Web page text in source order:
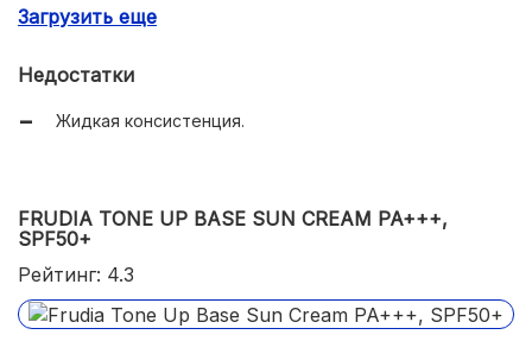
Борется с возрастными изменениями;
Загрузить еще
Недостатки
Жидкая консистенция.
FRUDIA TONE UP BASE SUN CREAM PA+++,
SPF50+
Рейтинг: 4.3